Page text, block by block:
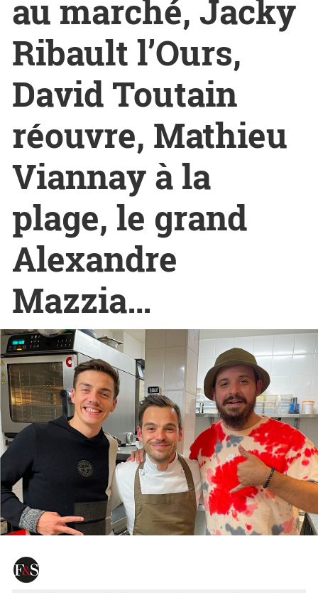
au marché, Jacky
Ribault l’Ours,
David Toutain
réouvre, Mathieu
Viannay à la
plage, le grand
Alexandre
Mazzia…